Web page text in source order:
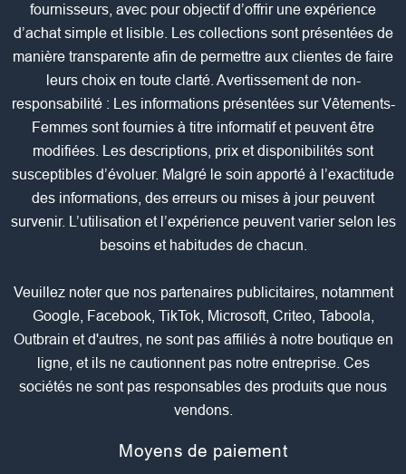
fournisseurs, avec pour objectif d’offrir une expérience
d’achat simple et lisible. Les collections sont présentées de
manière transparente afin de permettre aux clientes de faire
leurs choix en toute clarté. Avertissement de non-
responsabilité : Les informations présentées sur Vêtements-
Femmes sont fournies à titre informatif et peuvent être
modifiées. Les descriptions, prix et disponibilités sont
susceptibles d’évoluer. Malgré le soin apporté à l’exactitude
des informations, des erreurs ou mises à jour peuvent
survenir. L’utilisation et l’expérience peuvent varier selon les
besoins et habitudes de chacun.
Veuillez noter que nos partenaires publicitaires, notamment
Google, Facebook, TikTok, Microsoft, Criteo, Taboola,
Outbrain et d'autres, ne sont pas affiliés à notre boutique en
ligne, et ils ne cautionnent pas notre entreprise. Ces
sociétés ne sont pas responsables des produits que nous
vendons.
Moyens de paiement